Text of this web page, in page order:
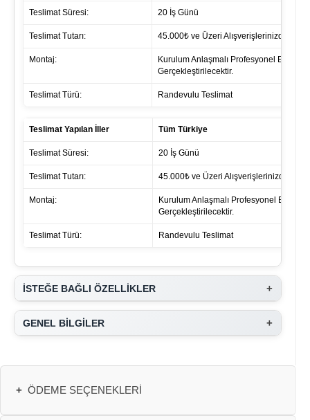
Teslimat Süresi: 20 İş Günü
Teslimat Tutarı: 45.000₺ ve Üzeri Alışverişlerinizde ücret
Montaj:
Kurulum Anlaşmalı Profesyonel
Gerçekleştirilecektir.
Teslimat Türü: Randevulu Teslimat
Teslimat Yapılan İller Tüm Türkiye
Teslimat Süresi: 20 İş Günü
Teslimat Tutarı: 45.000₺ ve Üzeri Alışverişlerinizde
Montaj:
Kurulum Anlaşmalı Profesyonel
Gerçekleştirilecektir.
Teslimat Türü: Randevulu Teslimat
İSTEĞE BAĞLI ÖZELLİKLER +
GENEL BİLGİLER +
+ ÖDEME SEÇENEKLERI